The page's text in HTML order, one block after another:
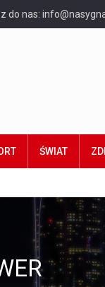
do nas:
ŚWIAT